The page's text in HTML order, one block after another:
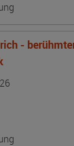
-